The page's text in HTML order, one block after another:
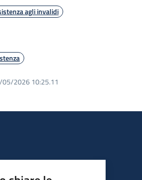
agli invalidi
05/2026 10:25.11